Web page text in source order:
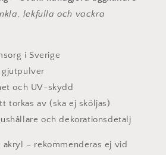
lekfulla och vackra
i Sverige
och UV-skydd
torkas av (ska ej sköljas)
och dekorationsdetalj
– rekommenderas ej vid